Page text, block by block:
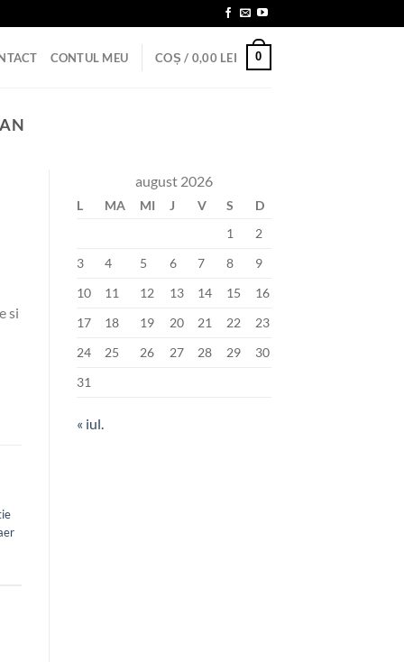
CONTUL MEU COȘ / 0,00 LEI 0
si
august 2026
L MA MI J V S
D
1
2
3
4 5 6 7 8
9
10
11 12 13 14 15
16
17
18 19 20 21 22
23
24
25 26 27 28 29
30
31
« iul.